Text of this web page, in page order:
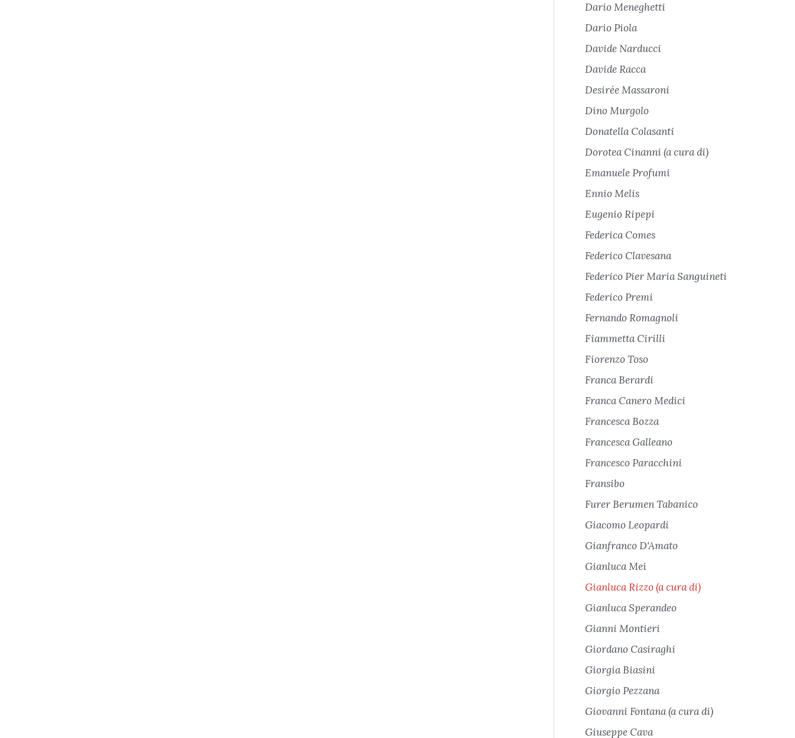
Dario Meneghetti
Dario Piola
Davide Narducci
Davide Racca
Desirée Massaroni
Dino Murgolo
Donatella Colasanti
Dorotea Cinanni (a cura di)
Emanuele Profumi
Ennio Melis
Eugenio Ripepi
Federica Comes
Federico Clavesana
Federico Pier Maria Sanguineti
Federico Premi
Fernando Romagnoli
Fiammetta Cirilli
Fiorenzo Toso
Franca Berardi
Franca Canero Medici
Francesca Bozza
Francesca Galleano
Francesco Paracchini
Fransibo
Furer Berumen Tabanico
Giacomo Leopardi
Gianfranco D'Amato
Gianluca Mei
Gianluca Rizzo (a cura di)
Gianluca Sperandeo
Gianni Montieri
Giordano Casiraghi
Giorgia Biasini
Giorgio Pezzana
Giovanni Fontana (a cura di)
Giuseppe Cava